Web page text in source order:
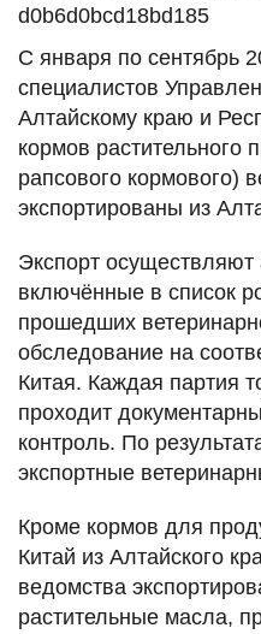
С января по сентябрь
специалистов
Алтайскому краю и
кормов
рапсового кормового)
экспортированы из
Экспорт осуществляют
включённые в список
прошедших
обследование на
Китая. Каждая партия
проходит
контроль. По
экспортные
Кроме кормов для
Китай из Алтайского
ведомства
растительные масла,